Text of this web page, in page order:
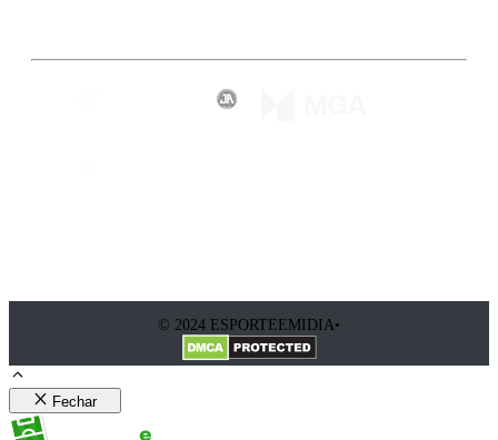
© 2024 ESPORTEEMIDIA•
Fechar